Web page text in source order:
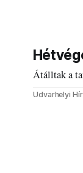
Átálltak a
Udvarhelyi